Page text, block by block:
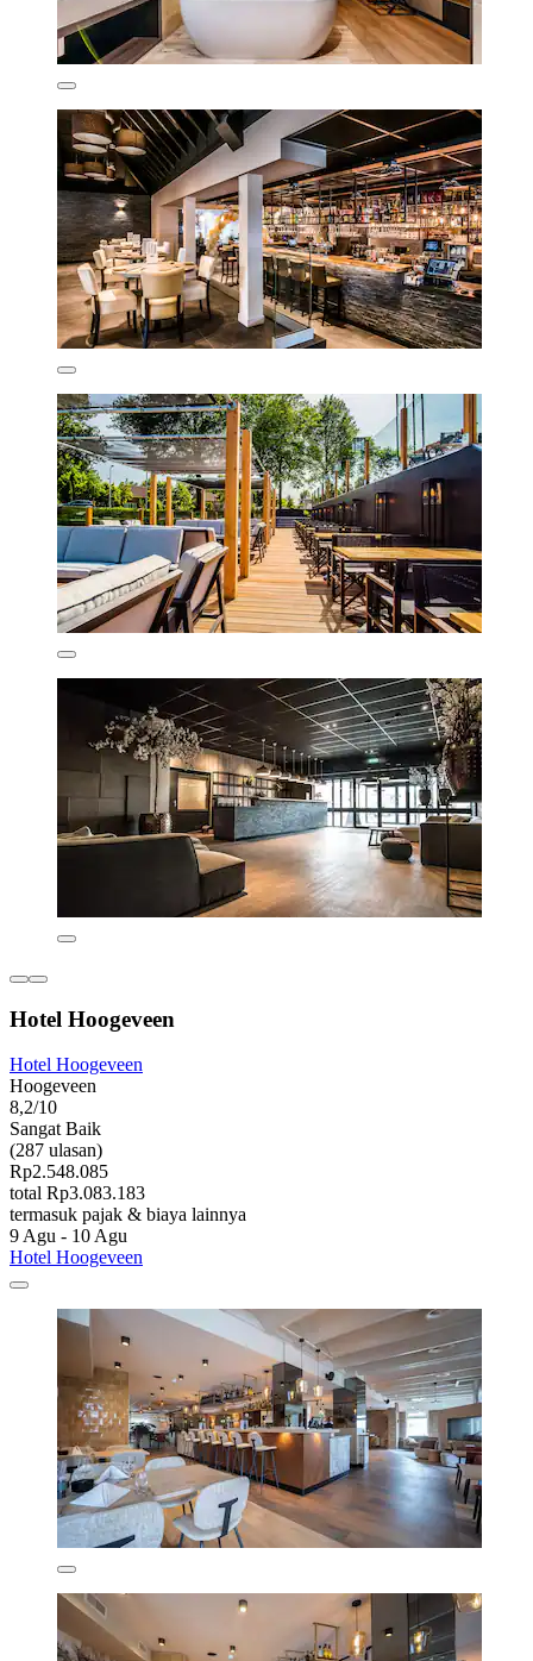
Hotel Hoogeveen
Hotel Hoogeveen
Hoogeveen
8,2/10
Sangat Baik
(287 ulasan)
Rp2.548.085
total Rp3.083.183
termasuk pajak & biaya lainnya
9 Agu - 10 Agu
Hotel Hoogeveen